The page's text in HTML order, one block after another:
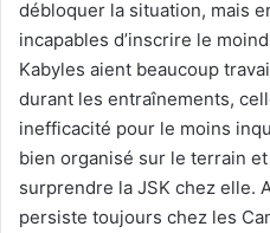
débloquer la situation, mais
incapables d’inscrire le
Kabyles aient beaucoup
durant les entraînements,
inefficacité pour le moins
bien organisé sur le terrain
surprendre la JSK chez elle.
persiste toujours chez les